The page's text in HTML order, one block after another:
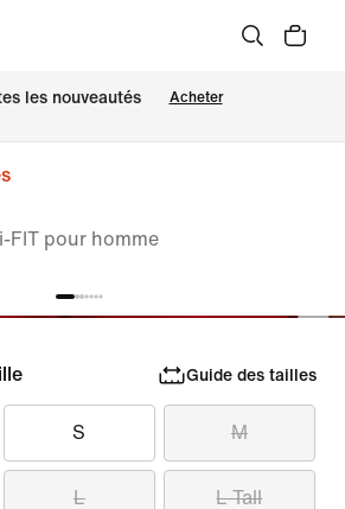
les nouveautés Acheter
FIT pour homme
Guide des tailles
S M
L L Tall